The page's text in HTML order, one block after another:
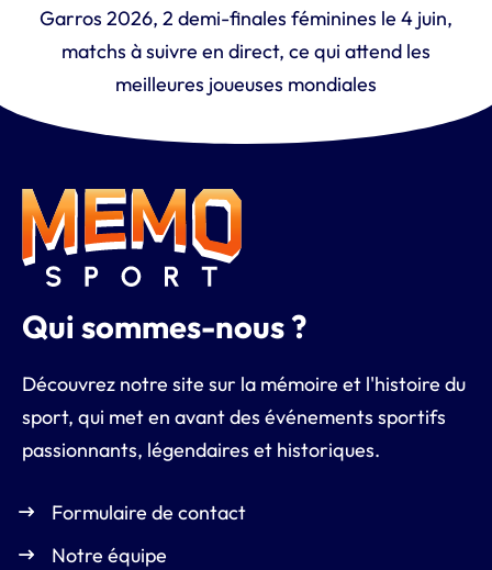
Garros 2026, 2 demi-finales féminines le 4 juin,
matchs à suivre en direct, ce qui attend les
meilleures joueuses mondiales
Qui sommes-nous ?
Découvrez notre site sur la mémoire et l'histoire du
sport, qui met en avant des événements sportifs
passionnants, légendaires et historiques.
Formulaire de contact
Notre équipe